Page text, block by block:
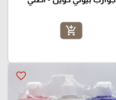
add_shopping_cart
favorite_border